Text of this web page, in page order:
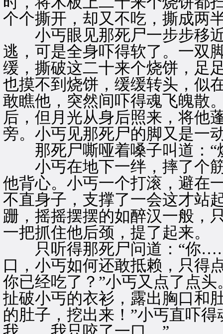
个个撕开，却又不吃，撕成两
小丐眼见那死尸一步步移近
逃，可是全身吓得软了。一双
缓，撕破这二十来个烧饼，足
也摸不到烧饼，缓缓转头，似
敢瞧他，突然间吓得魂飞魄散
后，但月光从身后照来，将他
旁。小丐见那死尸的脚又是一
那死尸嘶哑着嗓子叫道：“
小丐在地下一绊，摔了个筋
他背心。小丐一个打滚，避在
不直身子，支撑了一会这才站
跚，摇摇摆摆的如醉汉一般，
一把抓住他后颈，提了起来。
只听得那死尸问道：“你……
口，小丐如何还敢抵赖，只
你已经吃了？”小丐又点了点
扯破小丐的衣衫，露出胸口和
的肚子，挖出来！”小丐直吓